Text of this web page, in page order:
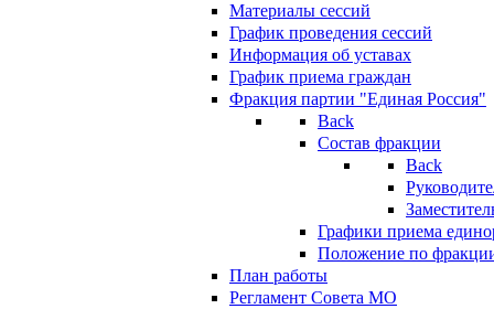
Материалы сессий
График проведения сессий
Информация об уставах
График приема граждан
Фракция партии "Единая Россия"
Back
Состав фракции
Back
Графики приема
Положение по
План работы
Регламент Совета МО